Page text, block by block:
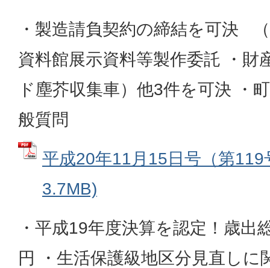
・製造請負契約の締結を可決
資料館展示資料等製作委託 ・財
ド塵芥収集車）他3件を可決 ・
般質問
平成20年11月15日号（第
3.7MB)
・平成19年度決算を認定！歳出
円 ・生活保護級地区分見直しに